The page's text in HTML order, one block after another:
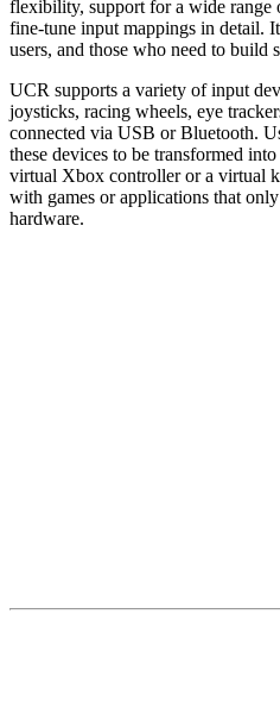
flexibility, support for a wide range
fine‑tune input mappings in detail.
users, and those who need to build
UCR supports a variety of input
joysticks, racing wheels, eye
connected via USB or Bluetooth.
these devices to be transformed
virtual Xbox controller or a virtual
with games or applications that
hardware.